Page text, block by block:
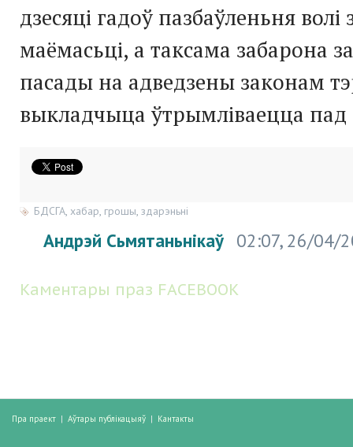
дзесяці гадоў пазбаўленьня
маёмасьці, а таксама забарона
пасады на адведзены законам
выкладчыца ўтрымліваецца пад
БДСГА хабар грошы здарэньні
Андрэй Сьмятаньнікаў 02:07, 26/04/
Каментары праз FACEBOOK
Пра праект | Аўтары публікацыяў | Кантакты